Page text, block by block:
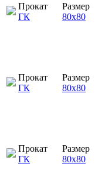
Прокат
ГК
Размер
80х80
Прокат
ГК
Размер
80х80
Прокат
ГК
Размер
80х80